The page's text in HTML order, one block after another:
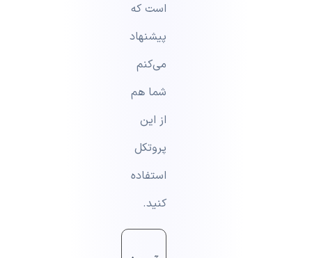
است که
پیشنهاد
می‌کنم
شما هم
از این
پروتکل
استفاده
کنید.